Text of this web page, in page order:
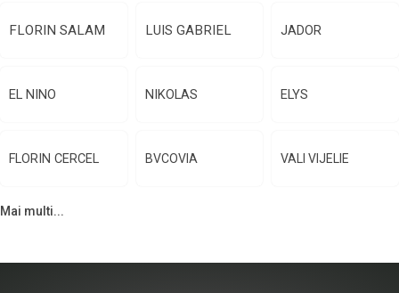
FLORIN SALAM LUIS GABRIEL JADOR
EL NINO NIKOLAS ELYS
FLORIN CERCEL BVCOVIA VALI VIJELIE
Mai multi...